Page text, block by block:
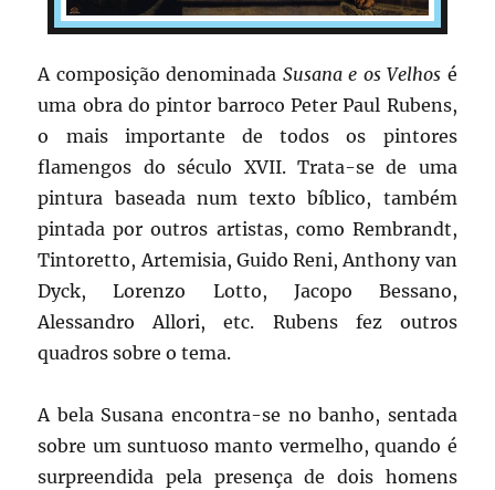
A composição denominada Susana e os Velhos é
uma obra do pintor barroco Peter Paul Rubens,
o mais importante de todos os pintores
flamengos do século XVII. Trata-se de uma
pintura baseada num texto bíblico, também
pintada por outros artistas, como Rembrandt,
Tintoretto, Artemisia, Guido Reni, Anthony van
Dyck, Lorenzo Lotto, Jacopo Bessano,
Alessandro Allori, etc. Rubens fez outros
quadros sobre o tema.
A bela Susana encontra-se no banho, sentada
sobre um suntuoso manto vermelho, quando é
surpreendida pela presença de dois homens